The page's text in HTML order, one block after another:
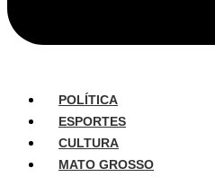
POLÍTICA
ESPORTES
CULTURA
MATO GROSSO